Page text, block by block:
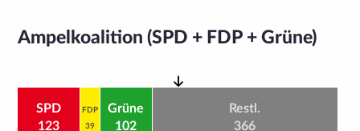
Ampelkoalition (SPD + FDP + Grüne)
SPD
123
FDP
39
Grüne
102
Restl.
366